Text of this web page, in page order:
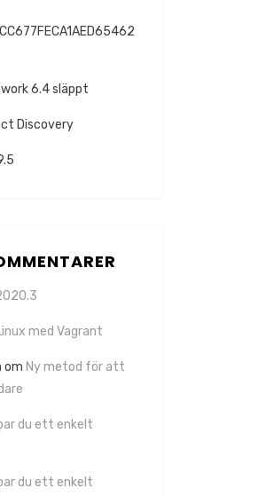
6.4 släppt
Discovery
med Vagrant
om Ny metod för att
du ett enkelt
du ett enkelt